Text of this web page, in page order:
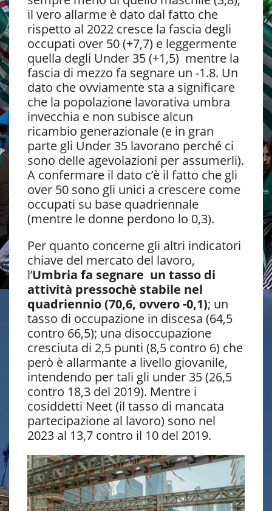
il vero allarme è dato dal fatto che
rispetto al 2022 cresce la fascia degli
occupati over 50 (+7,7) e leggermente
quella degli Under 35 (+1,5) mentre la
fascia di mezzo fa segnare un -1.8. Un
dato che ovviamente sta a significare
che la popolazione lavorativa umbra
invecchia e non subisce alcun
ricambio generazionale (e in gran
parte gli Under 35 lavorano perché ci
sono delle agevolazioni per assumerli).
A confermare il dato c’è il fatto che gli
over 50 sono gli unici a crescere come
occupati su base quadriennale
(mentre le donne perdono lo 0,3).
Per quanto concerne gli altri indicatori
chiave del mercato del lavoro,
l’Umbria fa segnare un tasso di
attività pressochè stabile nel
quadriennio (70,6, ovvero -0,1); un
tasso di occupazione in discesa (64,5
contro 66,5); una disoccupazione
cresciuta di 2,5 punti (8,5 contro 6) che
però è allarmante a livello giovanile,
intendendo per tali gli under 35 (26,5
contro 18,3 del 2019). Mentre i
cosiddetti Neet (il tasso di mancata
partecipazione al lavoro) sono nel
2023 al 13,7 contro il 10 del 2019.